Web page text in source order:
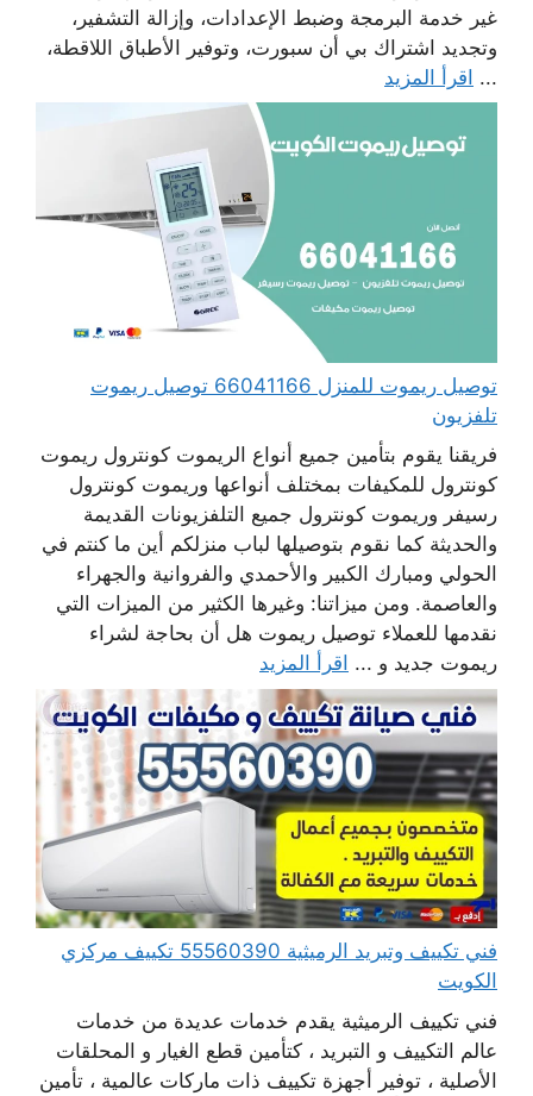
غير خدمة البرمجة وضبط الإعدادات، وإزالة التشفير،
وتجديد اشتراك بي أن سبورت، وتوفير الأطباق اللاقطة،
... اقرأ المزيد
توصيل ريموت للمنزل 66041166 توصيل ريموت
تلفزيون
فريقنا يقوم بتأمين جميع أنواع الريموت كونترول ريموت
كونترول للمكيفات بمختلف أنواعها وريموت كونترول
رسيفر وريموت كونترول جميع التلفزيونات القديمة
والحديثة كما نقوم بتوصيلها لباب منزلكم أين ما كنتم في
الحولي ومبارك الكبير والأحمدي والفروانية والجهراء
والعاصمة. ومن ميزاتنا: وغيرها الكثير من الميزات التي
نقدمها للعملاء توصيل ريموت هل أن بحاجة لشراء
ريموت جديد و ... اقرأ المزيد
فني تكييف وتبريد الرميثية 55560390 تكييف مركزي
الكويت
فني تكييف الرميثية يقدم خدمات عديدة من خدمات
عالم التكييف و التبريد ، كتأمين قطع الغيار و المحلقات
الأصلية ، توفير أجهزة تكييف ذات ماركات عالمية ، تأمين